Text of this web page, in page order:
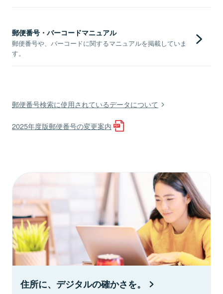
郵便番号・バーコードマニュアル
郵便番号や、バーコードに関するマニュアルを掲載していま
す。
郵便番号検索に使用されているデータについて
2025年度版郵便番号の変更案内
住所に、デジタルの確かさを。